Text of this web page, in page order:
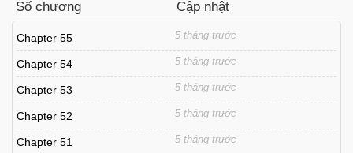
Số chương Cập nhật
Chapter 55 5 tháng trước
Chapter 54 5 tháng trước
Chapter 53 5 tháng trước
Chapter 52 5 tháng trước
Chapter 51 5 tháng trước